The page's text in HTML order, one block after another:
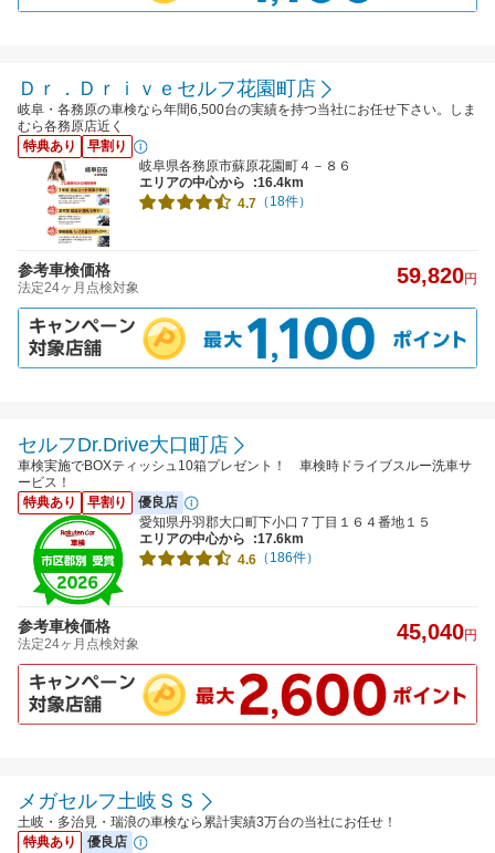
Ｄｒ．Ｄｒｉｖｅセルフ花園町店
岐阜・各務原の車検なら年間6,500台の実績を持つ当社にお任せ下さい。しま
むら各務原店近く
特典あり
早割り
岐阜県各務原市蘇原花園町４－８６
エリアの中心から
:16.4km
4.7 （18件）
参考車検価格
法定24ヶ月点検対象 59,820円
セルフDr.Drive大口町店
車検実施でBOXティッシュ10箱プレゼント！ 車検時ドライブスルー洗車サ
ービス！
特典あり
早割り
優良店
愛知県丹羽郡大口町下小口７丁目１６４番地１５
エリアの中心から
:17.6km
4.6 （186件）
参考車検価格
法定24ヶ月点検対象 45,040円
メガセルフ土岐ＳＳ
土岐・多治見・瑞浪の車検なら累計実績3万台の当社にお任せ！
特典あり
優良店